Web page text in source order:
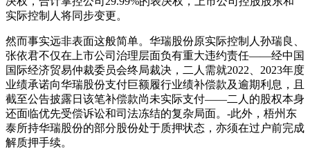
实际控制人将同步变更。
然而事实远非表面这般简单。华瑞股份原实际控制人孙瑞良、
张依君不仅在上市公司治理层面负有重大违约责任——经中国
国际经济贸易仲裁委员会终局裁决，二人需就2022、2023年度
业绩承诺向华瑞股份支付巨额履行业绩补偿款及逾期利息，且
截至公告披露日该笔补偿款尚未实际支付——二人的股权本身
还面临优先受偿诉讼和司法冻结的复杂局面。-此外，梧州东
泰所持华瑞股份的部分股份处于质押状态，亦须在过户前完成
解质押手续。